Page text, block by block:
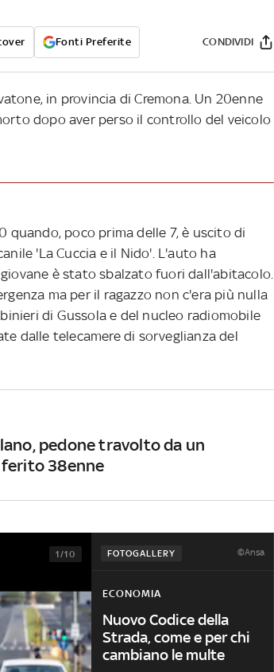
Fonti Preferite CONDIVIDI
in provincia di Cremona. Un 20enne
dopo aver perso il controllo del veicolo
quando, poco prima delle 7, è uscito di
'La Cuccia e il Nido'. L'auto ha
è stato sbalzato fuori dall'abitacolo.
ma per il ragazzo non c'era più nulla
di Gussola e del nucleo radiomobile
dalle telecamere di sorveglianza del
pedone travolto da un
38enne
FOTOGALLERY ©Ansa
1/10
ECONOMIA
Nuovo Codice della
Strada, come e per chi
cambiano le multe